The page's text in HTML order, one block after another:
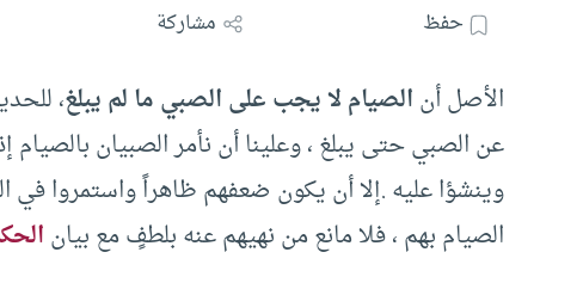
حفظ مشاركة
الأصل أنالصيام لا يجب على الصبي ما لم يبلغ،
عن الصبي حتى يبلغ ، وعلينا أن نأمر الصبيان بالصيام
وينشؤا عليه .إلا أن يكون ضعفهم ظاهراً واستمروا
الصيام بهم ، فلا مانع من نهيهم عنه بلطفٍ مع بيان